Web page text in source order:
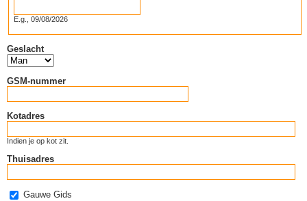
E.g., 09/08/2026
Geslacht
GSM-nummer
Kotadres
Indien je op kot zit.
Thuisadres
Gauwe Gids